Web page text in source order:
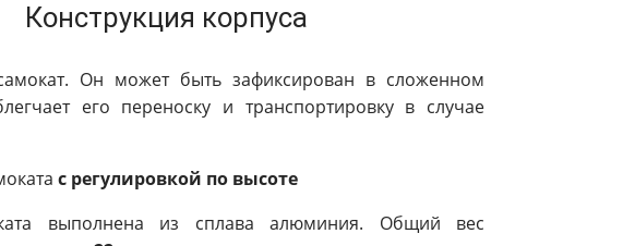
Конструкция корпуса
Он может быть зафиксирован в сложенном
его переноску и транспортировку в случае
с регулировкой по высоте
выполнена из сплава алюминия. Общий вес